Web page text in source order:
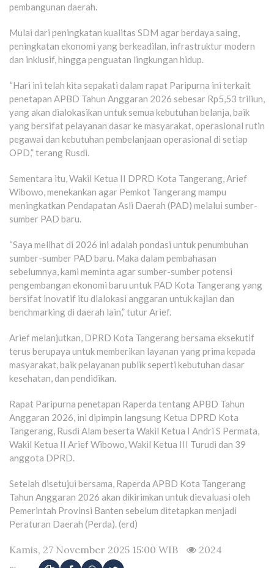
pembangunan daerah.
Mulai dari peningkatan kualitas SDM agar berdaya saing,
peningkatan ekonomi yang berkeadilan, infrastruktur modern
dan inklusif, hingga penguatan lingkungan hidup.
“Hari ini telah kita sepakati dalam rapat Paripurna ini terkait
penetapan APBD Tahun Anggaran 2026 sebesar Rp5,53 triliun,
yang akan dialokasikan untuk semua kebutuhan belanja, baik
yang bersifat pelayanan dasar ke masyarakat, operasional rutin
pegawai dan kebutuhan pembelanjaan operasional di setiap
OPD,” terang Rusdi.
Sementara itu, Wakil Ketua II DPRD Kota Tangerang, Arief
Wibowo, menekankan agar Pemkot Tangerang mampu
meningkatkan Pendapatan Asli Daerah (PAD) melalui sumber-
sumber PAD baru.
“Saya melihat di 2026 ini adalah pondasi untuk penumbuhan
sumber-sumber PAD baru. Maka dalam pembahasan
sebelumnya, kami meminta agar sumber-sumber potensi
pengembangan ekonomi baru untuk PAD Kota Tangerang yang
bersifat inovatif itu dialokasi anggaran untuk kajian dan
benchmarking di daerah lain,” tutur Arief.
Arief melanjutkan, DPRD Kota Tangerang bersama eksekutif
terus berupaya untuk memberikan layanan yang prima kepada
masyarakat, baik pelayanan publik seperti kebutuhan dasar
kesehatan, dan pendidikan.
Rapat Paripurna penetapan Raperda tentang APBD Tahun
Anggaran 2026, ini dipimpin langsung Ketua DPRD Kota
Tangerang, Rusdi Alam beserta Wakil Ketua I Andri S Permata,
Wakil Ketua II Arief Wibowo, Wakil Ketua III Turudi dan 39
anggota DPRD.
Setelah disetujui bersama, Raperda APBD Kota Tangerang
Tahun Anggaran 2026 akan dikirimkan untuk dievaluasi oleh
Pemerintah Provinsi Banten sebelum ditetapkan menjadi
Peraturan Daerah (Perda). (erd)
Kamis, 27 November 2025 15:00 WIB 2024